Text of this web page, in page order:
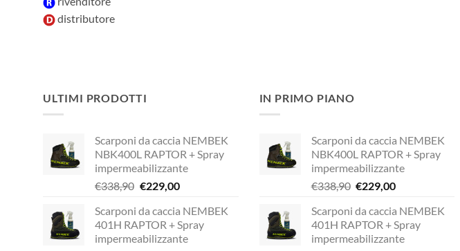
distributore
ULTIMI PRODOTTI
Scarponi da caccia NEMBEK
NBK400L RAPTOR + Spray
impermeabilizzante
€338,90 Il
originale
era:
€338,90.
€229,00Il
attuale
è:
€229,00.
Scarponi da caccia NEMBEK
401H RAPTOR + Spray
impermeabilizzante
IN PRIMO PIANO
Scarponi da caccia NEMBEK
NBK400L RAPTOR + Spray
impermeabilizzante
€338,90 Il
originale
era:
€338,90.
€229,00Il
attuale
è:
€229,00.
Scarponi da caccia NEMBEK
401H RAPTOR + Spray
impermeabilizzante